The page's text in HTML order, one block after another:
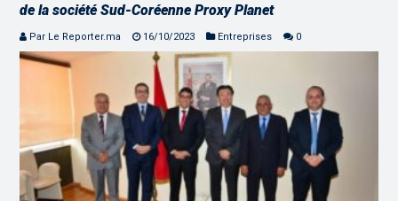
de la société Sud-Coréenne Proxy Planet
Par Le Reporter.ma 16/10/2023 Entreprises 0